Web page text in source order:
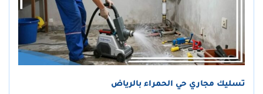
تسليك مجاري حي الحمراء بالرياض